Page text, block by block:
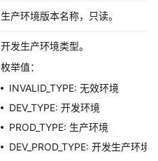
生产环境版本名称，只读。
开发生产环境类型。
枚举值：
INVALID_TYPE: 无效环境
DEV_TYPE: 开发环境
PROD_TYPE: 生产环境
DEV_PROD_TYPE: 开发生产环境